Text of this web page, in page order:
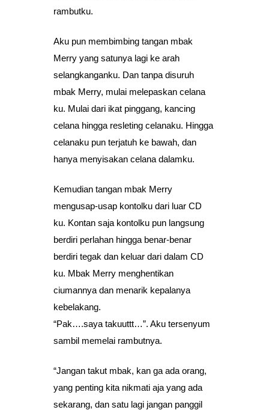
rambutku.
Aku pun membimbing tangan mbak
Merry yang satunya lagi ke arah
selangkanganku. Dan tanpa disuruh
mbak Merry, mulai melepaskan celana
ku. Mulai dari ikat pinggang, kancing
celana hingga resleting celanaku. Hingga
celanaku pun terjatuh ke bawah, dan
hanya menyisakan celana dalamku.
Kemudian tangan mbak Merry
mengusap-usap kontolku dari luar CD
ku. Kontan saja kontolku pun langsung
berdiri perlahan hingga benar-benar
berdiri tegak dan keluar dari dalam CD
ku. Mbak Merry menghentikan
ciumannya dan menarik kepalanya
kebelakang.
“Pak….saya takuuttt…”. Aku tersenyum
sambil memelai rambutnya.
“Jangan takut mbak, kan ga ada orang,
yang penting kita nikmati aja yang ada
sekarang, dan satu lagi jangan panggil